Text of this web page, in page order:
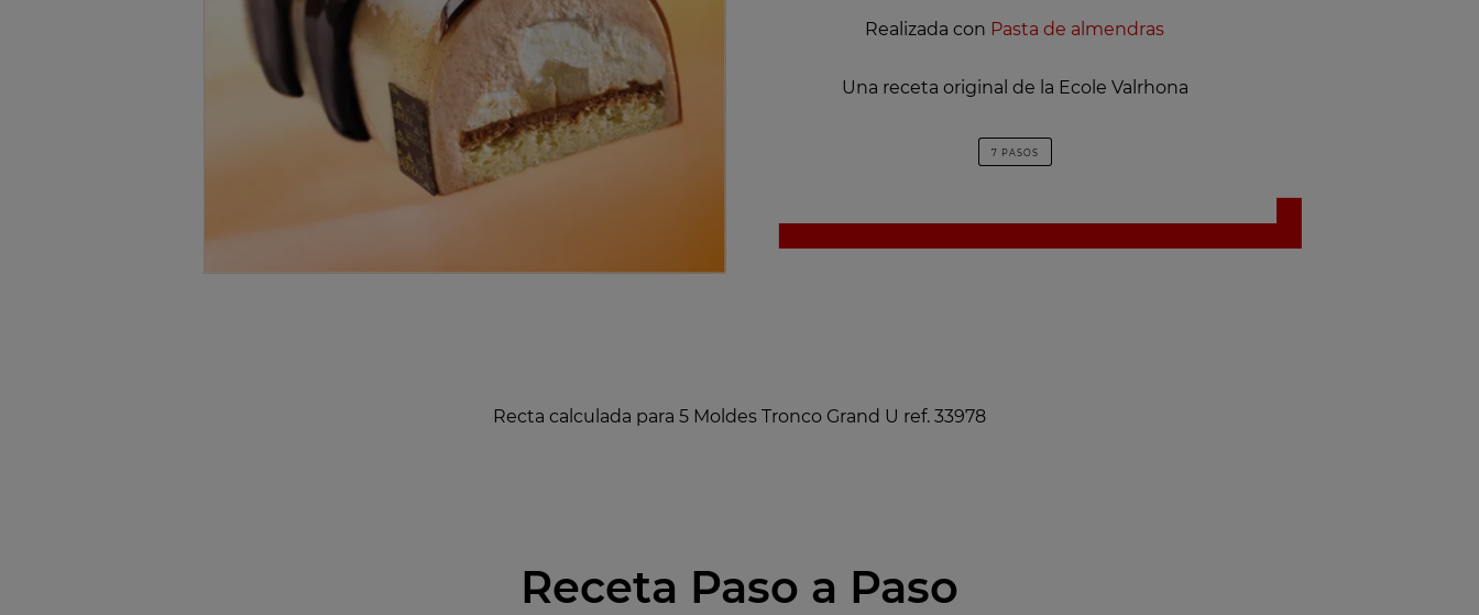
Realizada con Pasta de almendras
Una receta original de la Ecole Valrhona
7 PASOS
Recta calculada para 5 Moldes Tronco Grand U ref. 33978
Receta Paso a Paso